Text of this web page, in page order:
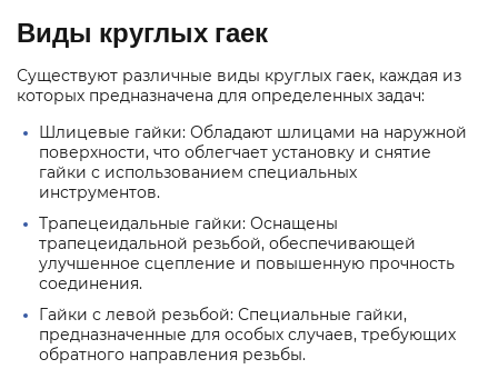
Виды круглых гаек
Существуют различные виды круглых гаек, каждая из
которых предназначена для определенных задач:
Шлицевые гайки: Обладают шлицами на наружной
поверхности, что облегчает установку и снятие
гайки с использованием специальных
инструментов.
Трапецеидальные гайки: Оснащены
трапецеидальной резьбой, обеспечивающей
улучшенное сцепление и повышенную прочность
соединения.
Гайки с левой резьбой: Специальные гайки,
предназначенные для особых случаев, требующих
обратного направления резьбы.